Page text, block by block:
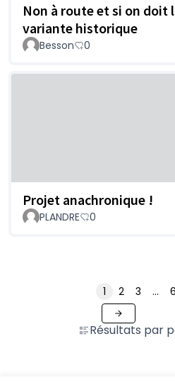
Non à route et si on doit
variante historique
Besson 0
Projet anachronique !
PLANDRE 0
Résultats par
1 2 3 … 6